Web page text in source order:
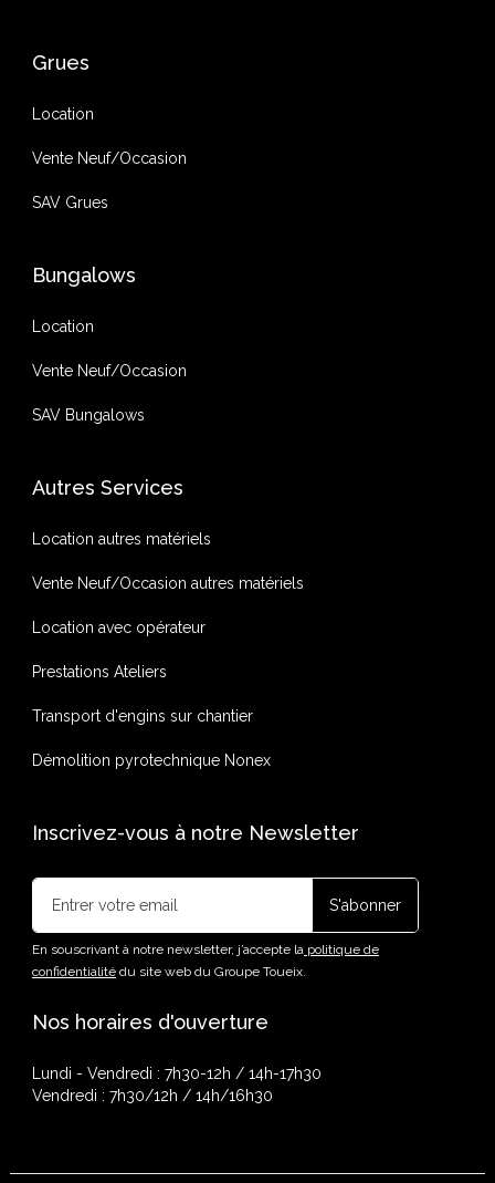
Grues
Location
Vente Neuf/Occasion
SAV Grues
Bungalows
Location
Vente Neuf/Occasion
SAV Bungalows
Autres Services
Location autres matériels
Vente Neuf/Occasion autres matériels
Location avec opérateur
Prestations Ateliers
Transport d'engins sur chantier
Démolition pyrotechnique Nonex
Inscrivez-vous à notre Newsletter
En souscrivant à notre newsletter, j’accepte lapolitique de
confidentialitédu site web du Groupe Toueix.
Nos horaires d'ouverture
Lundi - Vendredi : 7h30-12h / 14h-17h30
Vendredi : 7h30/12h / 14h/16h30